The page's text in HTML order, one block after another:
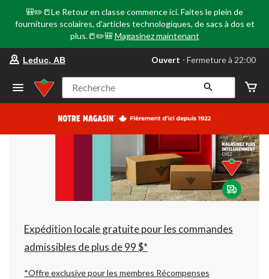
🎒✏️📒Le Retour en classe commence ici. Faites le plein de
fournitures scolaires, d'articles technologiques, de sacs à dos et
plus.📒✏️🎒 Magasinez maintenant
votre
préféré
Leduc,
AB,
courament
Fermeture
à
22:00
cliquer
pour
changer
Leduc, AB Ouvert ⋅ Fermeture à 22:00
Recherche
Expédition locale gratuite pour les commandes
admissibles de plus de 99 $*
*Offre exclusive pour les membres Récompenses